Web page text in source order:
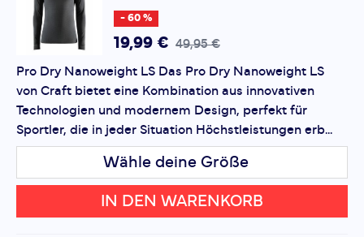
- 60 %
19,99 € 49,95 €
Pro Dry Nanoweight LS Das Pro Dry Nanoweight LS
von Craft bietet eine Kombination aus innovativen
Technologien und modernem Design, perfekt für
Sportler, die in jeder Situation Höchstleistungen erb...
Wähle deine Größe
IN DEN WARENKORB